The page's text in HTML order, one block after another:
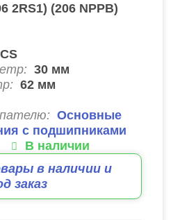
2RS1) (206 NPPB)
CS
30 мм
62 мм
Основные
с подшипниками
В наличии
в наличии и
заказ